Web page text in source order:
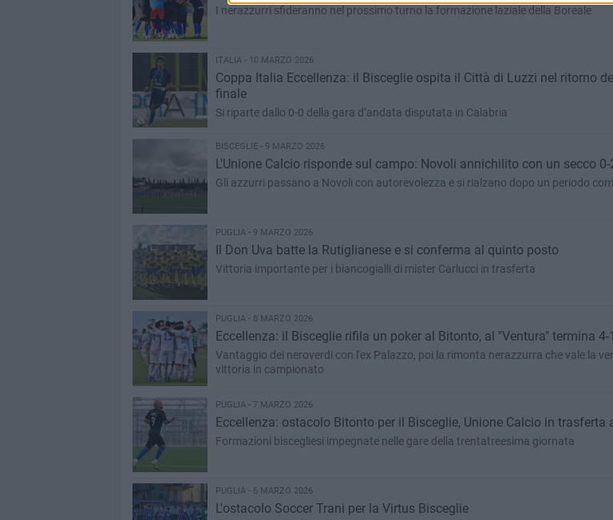
I nerazzurri sfideranno nel prossimo turno la formazione laziale della Boreale
ITALIA - 10 MARZO 2026
Coppa Italia Eccellenza: il Bisceglie ospita il Città di Luzzi nel ritorno
finale
Si riparte dallo 0-0 della gara d’andata disputata in Calabria
BISCEGLIE - 9 MARZO 2026
L'Unione Calcio risponde sul campo: Novoli annichilito con un secco 0-
Gli azzurri passano a Novoli con autorevolezza e si rialzano dopo un periodo
PUGLIA - 9 MARZO 2026
Il Don Uva batte la Rutiglianese e si conferma al quinto posto
Vittoria importante per i biancogialli di mister Carlucci in trasferta
PUGLIA - 8 MARZO 2026
Eccellenza: il Bisceglie rifila un poker al Bitonto, al "Ventura" termina 4-1
Vantaggio dei neroverdi con l'ex Palazzo, poi la rimonta nerazzurra che vale la
vittoria in campionato
PUGLIA - 7 MARZO 2026
Eccellenza: ostacolo Bitonto per il Bisceglie, Unione Calcio in trasferta
Formazioni biscegliesi impegnate nelle gare della trentatreesima giornata
PUGLIA - 6 MARZO 2026
L'ostacolo Soccer Trani per la Virtus Bisceglie